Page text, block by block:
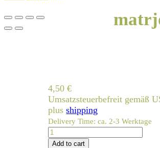
4,50€
Umsatzsteuerbefreit gemäß
plusshipping
Delivery Time: ca. 2-3 Werktage
matrjoschka.6
quantity
Add to cart